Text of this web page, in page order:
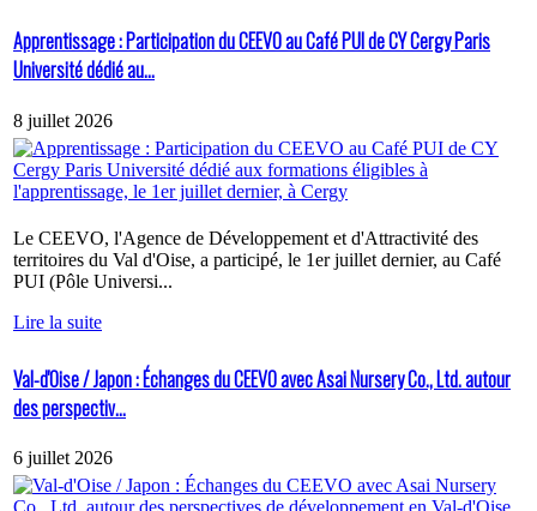
Apprentissage : Participation du CEEVO au Café PUI de CY Cergy Paris
Université dédié au...
8 juillet 2026
Le CEEVO, l'Agence de Développement et d'Attractivité des
territoires du Val d'Oise, a participé, le 1er juillet dernier, au Café
PUI (Pôle Universi...
Lire la suite
Val-d'Oise / Japon : Échanges du CEEVO avec Asai Nursery Co., Ltd. autour
des perspectiv...
6 juillet 2026